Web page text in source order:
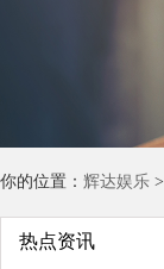
你的位置： 辉达娱乐 >
热点资讯